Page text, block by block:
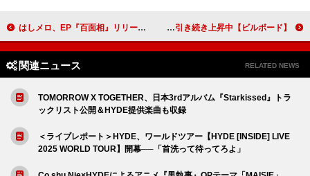
はしメロ、EP『百面相』リリース＆収録楽曲「メルカリで愛が買える時代になったら」MV公開 【ビルボード】米津玄師「IRIS OUT」8冠獲得 KANA-BOONが引き続き上昇中
関連ニュース RELATED NEWS
TOMORROW X TOGETHER、日本3rdアルバム『Starkissed』トラ
ックリスト公開＆HYDE提供楽曲も収録
＜ライブレポート＞HYDE、ワールドツアー【HYDE [INSIDE] LIVE
2025 WORLD TOUR】開幕──「首洗って待ってろよ」